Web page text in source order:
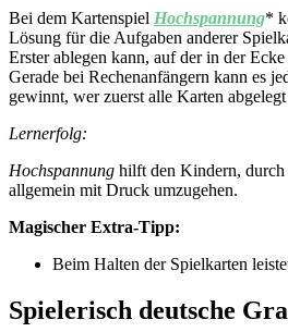
Bei dem Kartenspiel Hochspannung*
Lösung für die Aufgaben anderer
Erster ablegen kann, auf der in der
Gerade bei Rechenanfängern kann es
gewinnt, wer zuerst alle Karten abgelegt
Lernerfolg:
Hochspannung hilft den Kindern, durch
allgemein mit Druck umzugehen.
Magischer Extra-Tipp:
Beim Halten der Spielkarten
Spielerisch deutsche